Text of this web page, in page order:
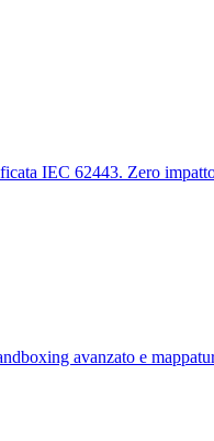
IEC 62443. Zero
avanzato e